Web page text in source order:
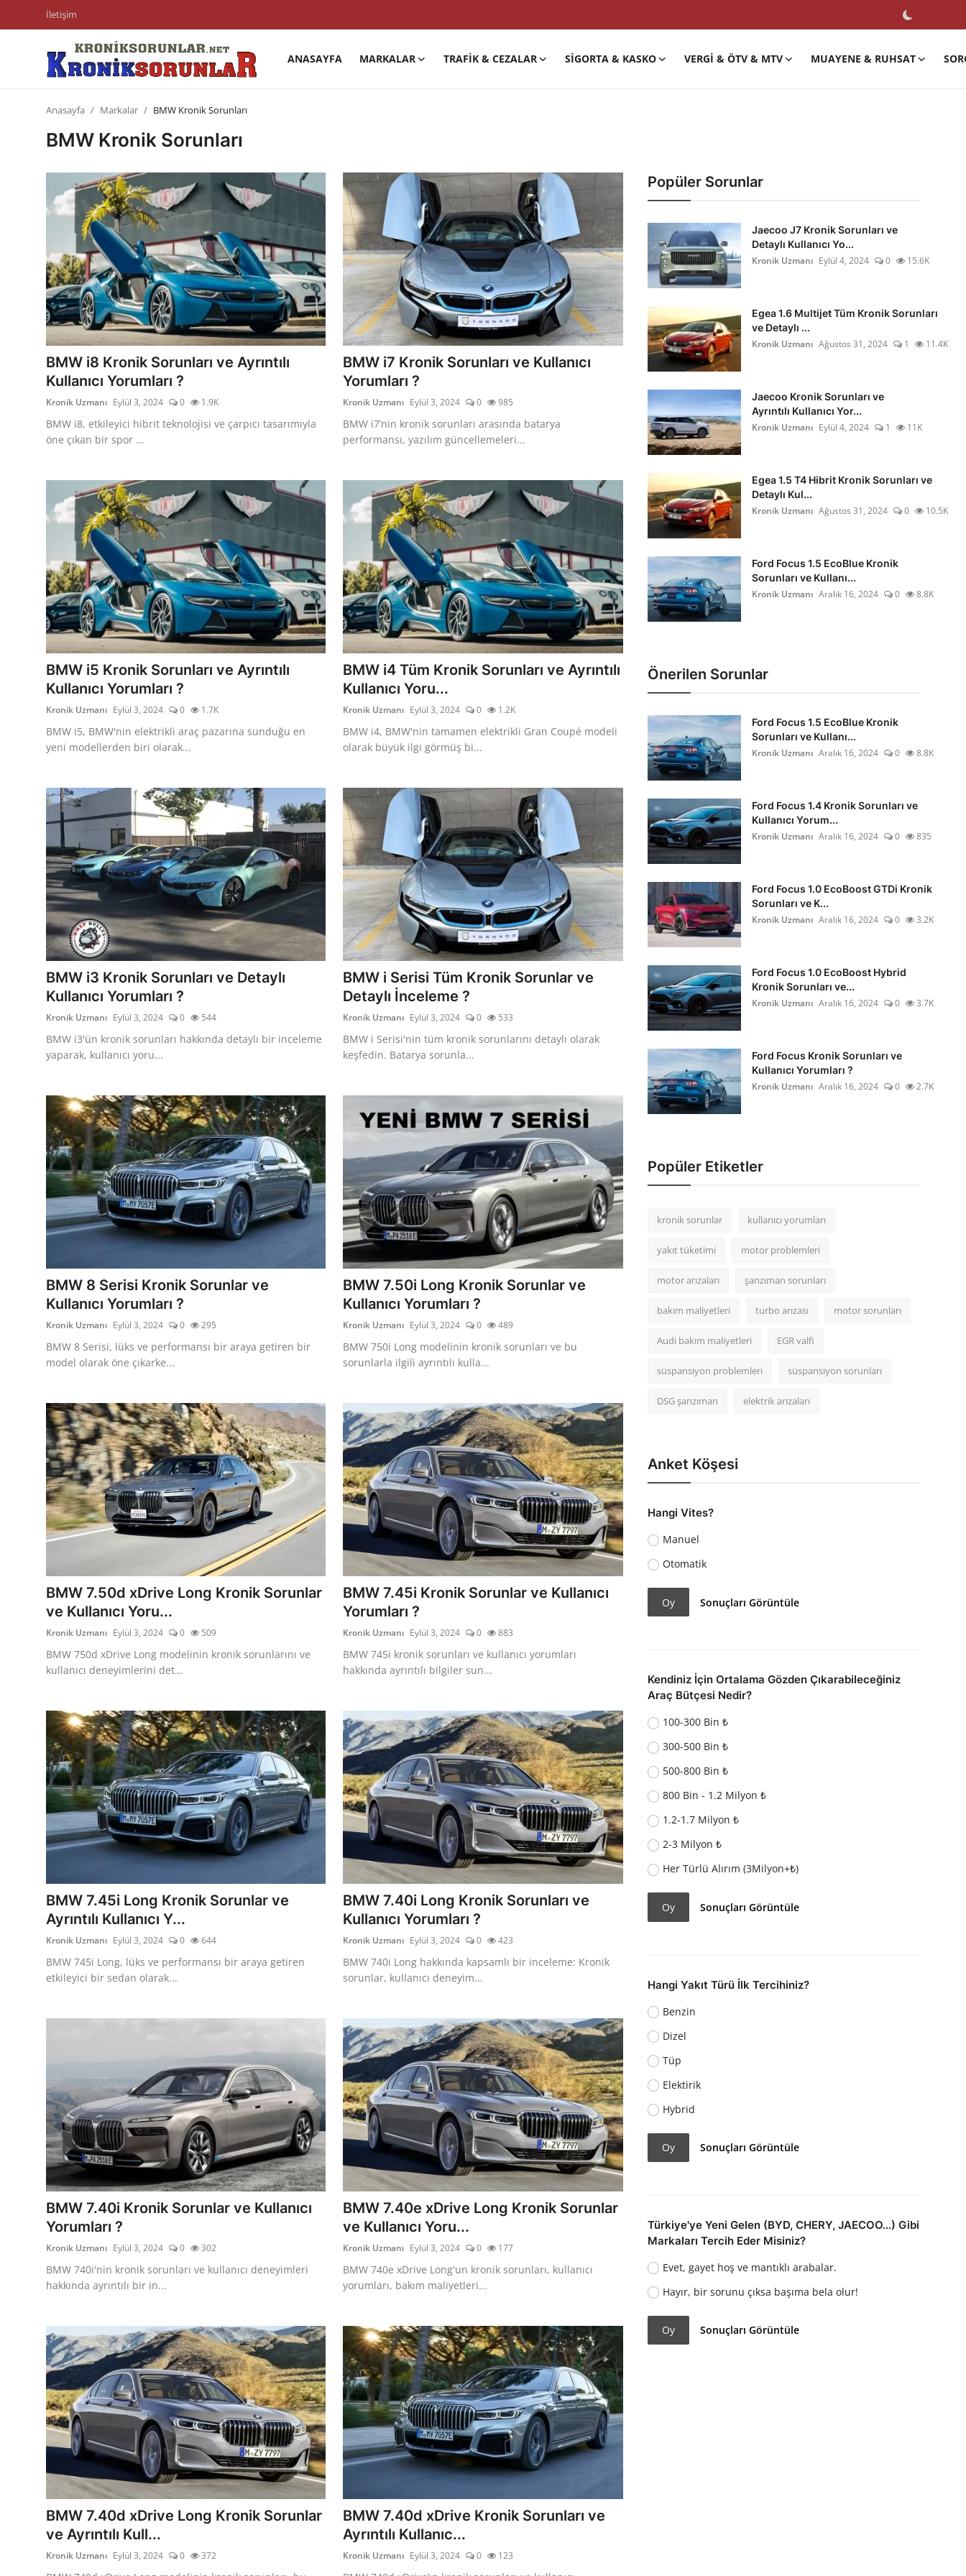
İletişim
ANASAYFA MARKALAR TRAFIK & CEZALAR SIGORTA & KASKO VERGI & ÖTV & MTV MUAYENE & RUHSAT
Trafik & Cezalar
Sigorta & Kasko
Vergi & ÖTV & MTV
Muayene & Ruhsat
Sorgulamalar
İkinci El & Alım-Satım
Bakım & Arıza Çözümleri
Elektrikli & Hibrit
Kiralama & Filo
Lastik & Jant
Yağlar & Sıvılar
LPG & Yakıt
Elektrik & Akü
Klima & Konfor
Aydınlatma & Görüş
Şanzıman & Aktarma
Dizel Sistemler
Multimedya & Elektronik
Anasayfa Markalar BMW Kronik Sorunları
BMW Kronik Sorunları
BMW i8 Kronik Sorunları ve Ayrıntılı
Kullanıcı Yorumları ?
Kronik Uzmanı Eylül 3, 2024 0 1.9K
BMW i8, etkileyici hibrit teknolojisi ve çarpıcı tasarımıyla
öne çıkan bir spor ...
BMW i7 Kronik Sorunları ve Kullanıcı
Yorumları ?
Kronik Uzmanı Eylül 3, 2024 0 985
BMW i7’nin kronik sorunları arasında batarya
performansı, yazılım güncellemeleri...
BMW i5 Kronik Sorunları ve Ayrıntılı
Kullanıcı Yorumları ?
Kronik Uzmanı Eylül 3, 2024 0 1.7K
BMW i5, BMW'nin elektrikli araç pazarına sunduğu en
yeni modellerden biri olarak...
BMW i4 Tüm Kronik Sorunları ve Ayrıntılı
Kullanıcı Yoru...
Kronik Uzmanı Eylül 3, 2024 0 1.2K
BMW i4, BMW'nin tamamen elektrikli Gran Coupé modeli
olarak büyük ilgi görmüş bi...
BMW i3 Kronik Sorunları ve Detaylı
Kullanıcı Yorumları ?
Kronik Uzmanı Eylül 3, 2024 0 544
BMW i3'ün kronik sorunları hakkında detaylı bir inceleme
yaparak, kullanıcı yoru...
BMW i Serisi Tüm Kronik Sorunlar ve
Detaylı İnceleme ?
Kronik Uzmanı Eylül 3, 2024 0 533
BMW i Serisi'nin tüm kronik sorunlarını detaylı olarak
keşfedin. Batarya sorunla...
BMW 8 Serisi Kronik Sorunlar ve
Kullanıcı Yorumları ?
Kronik Uzmanı Eylül 3, 2024 0 295
BMW 8 Serisi, lüks ve performansı bir araya getiren bir
model olarak öne çıkarke...
BMW 7.50i Long Kronik Sorunlar ve
Kullanıcı Yorumları ?
Kronik Uzmanı Eylül 3, 2024 0 489
BMW 750i Long modelinin kronik sorunları ve bu
sorunlarla ilgili ayrıntılı kulla...
BMW 7.50d xDrive Long Kronik Sorunlar
ve Kullanıcı Yoru...
Kronik Uzmanı Eylül 3, 2024 0 509
BMW 750d xDrive Long modelinin kronik sorunlarını ve
kullanıcı deneyimlerini det...
BMW 7.45i Kronik Sorunlar ve Kullanıcı
Yorumları ?
Kronik Uzmanı Eylül 3, 2024 0 883
BMW 745i kronik sorunları ve kullanıcı yorumları
hakkında ayrıntılı bilgiler sun...
BMW 7.45i Long Kronik Sorunlar ve
Ayrıntılı Kullanıcı Y...
Kronik Uzmanı Eylül 3, 2024 0 644
BMW 745i Long, lüks ve performansı bir araya getiren
etkileyici bir sedan olarak...
BMW 7.40i Long Kronik Sorunları ve
Kullanıcı Yorumları ?
Kronik Uzmanı Eylül 3, 2024 0 423
BMW 740i Long hakkında kapsamlı bir inceleme: Kronik
sorunlar, kullanıcı deneyim...
BMW 7.40i Kronik Sorunlar ve Kullanıcı
Yorumları ?
Kronik Uzmanı Eylül 3, 2024 0 302
BMW 740i'nin kronik sorunları ve kullanıcı deneyimleri
hakkında ayrıntılı bir in...
BMW 7.40e xDrive Long Kronik Sorunlar
ve Kullanıcı Yoru...
Kronik Uzmanı Eylül 3, 2024 0 177
BMW 740e xDrive Long'un kronik sorunları, kullanıcı
yorumları, bakım maliyetleri...
BMW 7.40d xDrive Long Kronik Sorunlar
ve Ayrıntılı Kull...
Kronik Uzmanı Eylül 3, 2024 0 372
BMW 7.40d xDrive Kronik Sorunları ve
Ayrıntılı Kullanıc...
Kronik Uzmanı Eylül 3, 2024 0 123
Popüler Sorunlar
Jaecoo J7 Kronik Sorunları ve
Detaylı Kullanıcı Yo...
Kronik Uzmanı Eylül 4, 2024 0 15.6K
Egea 1.6 Multijet Tüm Kronik Sorunları
ve Detaylı ...
Kronik Uzmanı Ağustos 31, 2024 1 11.4K
Jaecoo Kronik Sorunları ve
Ayrıntılı Kullanıcı Yor...
Kronik Uzmanı Eylül 4, 2024 1 11K
Egea 1.5 T4 Hibrit Kronik Sorunları ve
Detaylı Kul...
Kronik Uzmanı Ağustos 31, 2024 0 10.5K
Ford Focus 1.5 EcoBlue Kronik
Sorunları ve Kullanı...
Kronik Uzmanı Aralık 16, 2024 0 8.8K
Önerilen Sorunlar
Ford Focus 1.5 EcoBlue Kronik
Sorunları ve Kullanı...
Kronik Uzmanı Aralık 16, 2024 0 8.8K
Ford Focus 1.4 Kronik Sorunları ve
Kullanıcı Yorum...
Kronik Uzmanı Aralık 16, 2024 0 835
Ford Focus 1.0 EcoBoost GTDi Kronik
Sorunları ve K...
Kronik Uzmanı Aralık 16, 2024 0 3.2K
Ford Focus 1.0 EcoBoost Hybrid
Kronik Sorunları ve...
Kronik Uzmanı Aralık 16, 2024 0 3.7K
Ford Focus Kronik Sorunları ve
Kullanıcı Yorumları ?
Kronik Uzmanı Aralık 16, 2024 0 2.7K
Popüler Etiketler
kronik sorunlar kullanıcı yorumları
yakıt tüketimi motor problemleri
motor arızaları şanzıman sorunları
bakım maliyetleri turbo arızası motor sorunları
Audi bakım maliyetleri EGR valfi
süspansiyon problemleri süspansiyon sorunları
DSG şanzıman elektrik arızaları
Anket Köşesi
Hangi Vites?
Manuel
Otomatik
Oy Sonuçları Görüntüle
Kendiniz İçin Ortalama Gözden Çıkarabileceğiniz
Araç Bütçesi Nedir?
100-300 Bin ₺
300-500 Bin ₺
500-800 Bin ₺
800 Bin - 1.2 Milyon ₺
1.2-1.7 Milyon ₺
2-3 Milyon ₺
Her Türlü Alırım (3Milyon+₺)
Oy Sonuçları Görüntüle
Hangi Yakıt Türü İlk Tercihiniz?
Benzin
Dizel
Tüp
Elektirik
Hybrid
Oy Sonuçları Görüntüle
Türkiye'ye Yeni Gelen (BYD, CHERY, JAECOO...) Gibi
Markaları Tercih Eder Misiniz?
Evet, gayet hoş ve mantıklı arabalar.
Hayır, bir sorunu çıksa başıma bela olur!
Oy Sonuçları Görüntüle